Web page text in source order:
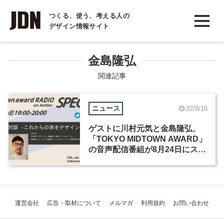
つくる、使う、考える人の
デザイン情報サイト
INTERVIEW
インタビュー
COLUMN
コラム
金島隆弘
関連記事
ニュース 22/8/16
ゲストに川村元気と金島隆弘、
「TOKYO MIDTOWN AWARD」
の音声配信番組が8月24日にスペ
運営会社 広告・取材について メルマガ 利用規約 お問い合わせ